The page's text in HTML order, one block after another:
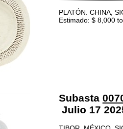
PLATÓN. CHINA,
Estimado: $ 8,000
Subasta
Julio 17